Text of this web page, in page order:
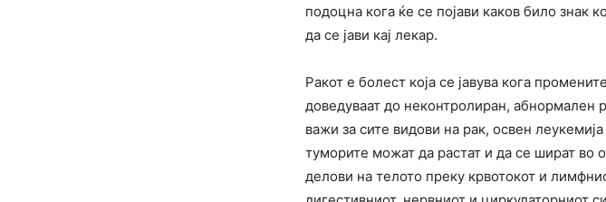
подоцна кога ќе се појави каков било знак
да се јави кај лекар.
Ракот е болест која се јавува кога
доведуваат до неконтролиран, абнормален
важи за сите видови на рак, освен
туморите можат да растат и да се шират во
делови на телото преку крвотокот и